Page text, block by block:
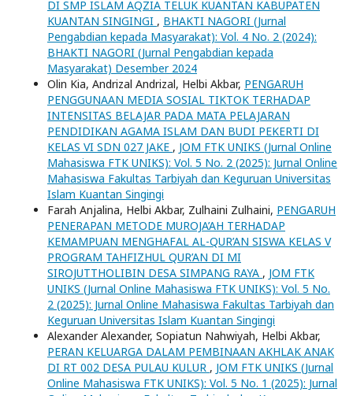
DI SMP ISLAM AQZIA TELUK KUANTAN KABUPATEN
KUANTAN SINGINGI , BHAKTI NAGORI (Jurnal
Pengabdian kepada Masyarakat): Vol. 4 No. 2 (2024):
BHAKTI NAGORI (Jurnal Pengabdian kepada
Masyarakat) Desember 2024
Olin Kia, Andrizal Andrizal, Helbi Akbar, PENGARUH
PENGGUNAAN MEDIA SOSIAL TIKTOK TERHADAP
INTENSITAS BELAJAR PADA MATA PELAJARAN
PENDIDIKAN AGAMA ISLAM DAN BUDI PEKERTI DI
KELAS VI SDN 027 JAKE , JOM FTK UNIKS (Jurnal Online
Mahasiswa FTK UNIKS): Vol. 5 No. 2 (2025): Jurnal Online
Mahasiswa Fakultas Tarbiyah dan Keguruan Universitas
Islam Kuantan Singingi
Farah Anjalina, Helbi Akbar, Zulhaini Zulhaini, PENGARUH
PENERAPAN METODE MUROJA’AH TERHADAP
KEMAMPUAN MENGHAFAL AL-QUR’AN SISWA KELAS V
PROGRAM TAHFIZHUL QUR’AN DI MI
SIROJUTTHOLIBIN DESA SIMPANG RAYA , JOM FTK
UNIKS (Jurnal Online Mahasiswa FTK UNIKS): Vol. 5 No.
2 (2025): Jurnal Online Mahasiswa Fakultas Tarbiyah dan
Keguruan Universitas Islam Kuantan Singingi
Alexander Alexander, Sopiatun Nahwiyah, Helbi Akbar,
PERAN KELUARGA DALAM PEMBINAAN AKHLAK ANAK
DI RT 002 DESA PULAU KULUR , JOM FTK UNIKS (Jurnal
Online Mahasiswa FTK UNIKS): Vol. 5 No. 1 (2025): Jurnal